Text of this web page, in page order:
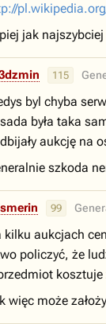
jak
115
byl chyba
była taka
aukcję na
szkoda
99
kilku aukcjach
policzyć, że
więc może